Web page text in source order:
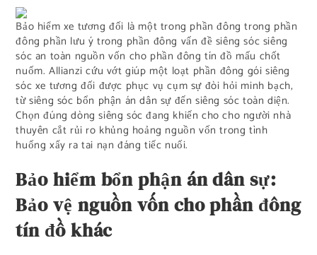
Bảo hiểm xe tương đối là một trong phần đông trong phần
đông phần lưu ý trong phần đông vấn đề siêng sóc siêng
sóc an toàn nguồn vốn cho phần đông tín đồ mấu chốt
nuốm. Allianzi cứu vớt giúp một loạt phần đông gói siêng
sóc xe tương đối được phục vụ cụm sự đòi hỏi minh bạch,
từ siêng sóc bổn phận án dân sự đến siêng sóc toàn diện.
Chọn đúng dòng siêng sóc đang khiến cho cho người nhà
thuyên cắt rủi ro khủng hoảng nguồn vốn trong tình
huống xẩy ra tai nạn đáng tiếc nuối.
Bảo hiểm bổn phận án dân sự:
Bảo vệ nguồn vốn cho phần đông
tín đồ khác